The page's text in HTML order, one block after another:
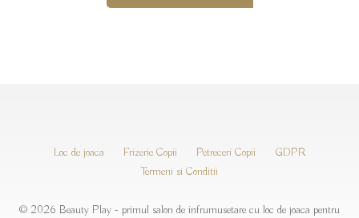
Loc de joaca Frizerie Copii Petreceri Copii
GDPR
Termeni si Conditii
© 2026 Beauty Play - primul salon de infrumusetare cu loc de joaca pentru